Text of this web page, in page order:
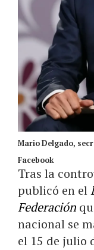
Mario Delgado,
Facebook
Tras la
publicó en el
Federación
nacional se
el 15 de julio